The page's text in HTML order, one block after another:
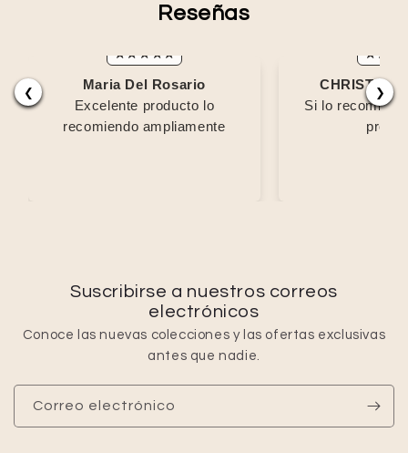
Reseñas
❮ ❯
Maria Del Rosario
Excelente producto lo
recomiendo ampliamente
CHRISTIAN
Si lo
Suscribirse a nuestros correos
electrónicos
Conoce las nuevas colecciones y las ofertas exclusivas
antes que nadie.
Correo electrónico